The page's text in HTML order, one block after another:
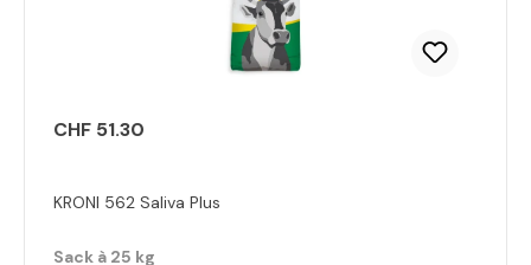
CHF 51.30
KRONI 562 Saliva Plus
Sack à 25 kg